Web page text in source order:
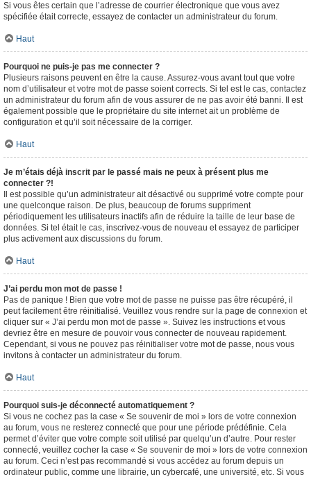
Si vous êtes certain que l’adresse de courrier électronique que vous avez
spécifiée était correcte, essayez de contacter un administrateur du forum.
Haut
Pourquoi ne puis-je pas me connecter ?
Plusieurs raisons peuvent en être la cause. Assurez-vous avant tout que votre
nom d’utilisateur et votre mot de passe soient corrects. Si tel est le cas, contactez
un administrateur du forum afin de vous assurer de ne pas avoir été banni. Il est
également possible que le propriétaire du site internet ait un problème de
configuration et qu’il soit nécessaire de la corriger.
Haut
Je m’étais déjà inscrit par le passé mais ne peux à présent plus me
connecter ?!
Il est possible qu’un administrateur ait désactivé ou supprimé votre compte pour
une quelconque raison. De plus, beaucoup de forums suppriment
périodiquement les utilisateurs inactifs afin de réduire la taille de leur base de
données. Si tel était le cas, inscrivez-vous de nouveau et essayez de participer
plus activement aux discussions du forum.
Haut
J’ai perdu mon mot de passe !
Pas de panique ! Bien que votre mot de passe ne puisse pas être récupéré, il
peut facilement être réinitialisé. Veuillez vous rendre sur la page de connexion et
cliquer sur « J’ai perdu mon mot de passe ». Suivez les instructions et vous
devriez être en mesure de pouvoir vous connecter de nouveau rapidement.
Cependant, si vous ne pouvez pas réinitialiser votre mot de passe, nous vous
invitons à contacter un administrateur du forum.
Haut
Pourquoi suis-je déconnecté automatiquement ?
Si vous ne cochez pas la case « Se souvenir de moi » lors de votre connexion
au forum, vous ne resterez connecté que pour une période prédéfinie. Cela
permet d’éviter que votre compte soit utilisé par quelqu’un d’autre. Pour rester
connecté, veuillez cocher la case « Se souvenir de moi » lors de votre connexion
au forum. Ceci n’est pas recommandé si vous accédez au forum depuis un
ordinateur public, comme une librairie, un cybercafé, une université, etc. Si vous